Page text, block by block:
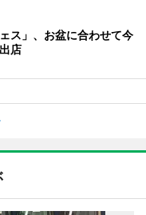
ス」、お盆に合わせて今
店